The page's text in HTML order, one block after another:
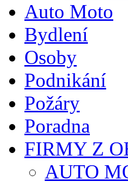
Auto Moto
Bydlení
Osoby
Podnikání
Požáry
Poradna
FIRMY Z
AUTO